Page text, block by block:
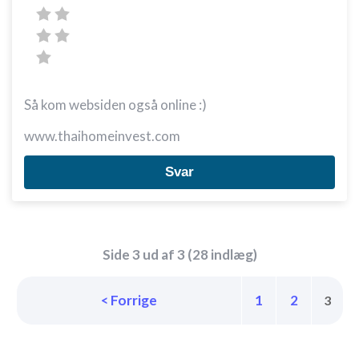
Så kom websiden også online :)
www.thaihomeinvest.com
Svar
Side 3 ud af 3 (28 indlæg)
< Forrige 1 2 3
Bruge begrænsede oplysninger til at vælge
annoncering
Oprette profiler til tilpasset annoncering
Bruge profiler til at vælge tilpasset
annoncering
Bruge profiler til at vælge tilpasset indhold
kombinationer af oplysninger fra forskellige